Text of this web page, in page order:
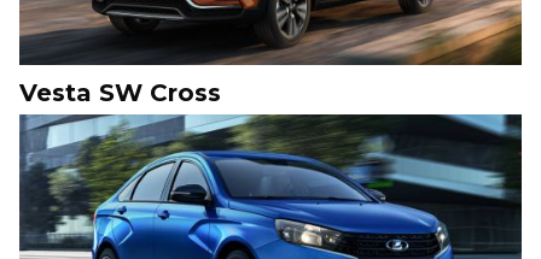
Vesta SW Cross